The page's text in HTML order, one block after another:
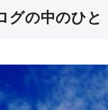
グの中のひと